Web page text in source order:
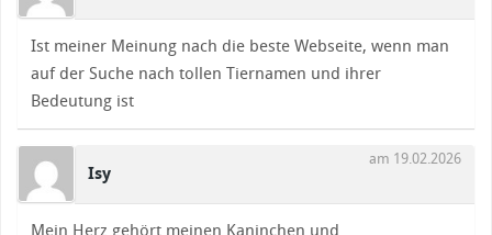
Ist meiner Meinung nach die beste Webseite, wenn man
auf der Suche nach tollen Tiernamen und ihrer
Bedeutung ist
Isy
am 19.02.2026
Mein Herz gehört meinen Kaninchen und